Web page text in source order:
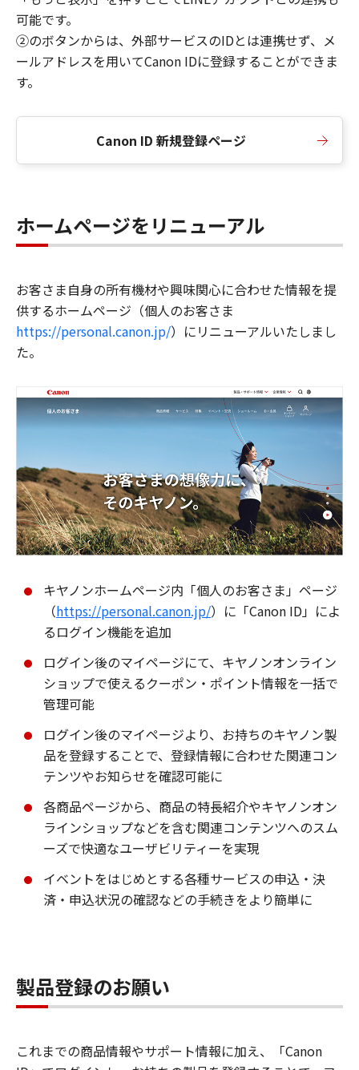
可能です。
②のボタンからは、外部サービスのIDとは連携せず、メ
ールアドレスを用いてCanon IDに登録することができま
す。
Canon ID 新規登録ページ
ホームページをリニューアル
お客さま自身の所有機材や興味関心に合わせた情報を提
供するホームページ（個人のお客さま
https://personal.canon.jp/）にリニューアルいたしまし
た。
キヤノンホームページ内「個人のお客さま」ページ
（https://personal.canon.jp/）に「Canon ID」によ
るログイン機能を追加
ログイン後のマイページにて、キヤノンオンライン
ショップで使えるクーポン・ポイント情報を一括で
管理可能
ログイン後のマイページより、お持ちのキヤノン製
品を登録することで、登録情報に合わせた関連コン
テンツやお知らせを確認可能に
各商品ページから、商品の特長紹介やキヤノンオン
ラインショップなどを含む関連コンテンツへのスム
ーズで快適なユーザビリティーを実現
イベントをはじめとする各種サービスの申込・決
済・申込状況の確認などの手続きをより簡単に
製品登録のお願い
これまでの商品情報やサポート情報に加え、「Canon